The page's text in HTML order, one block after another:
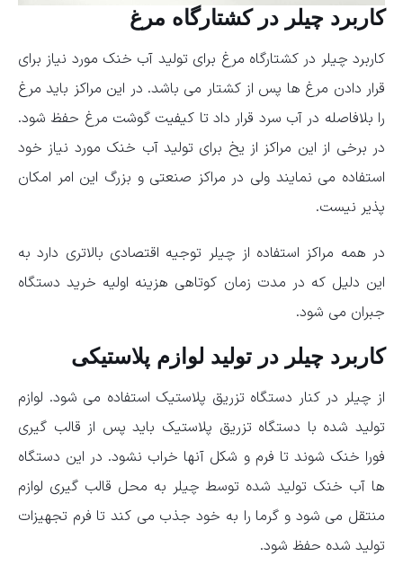
کاربرد چیلر در کشتارگاه مرغ
کاربرد چیلر در کشتارگاه مرغ برای تولید آب خنک مورد نیاز برای
قرار دادن مرغ ها پس از کشتار می باشد. در این مراکز باید مرغ
را بلافاصله در آب سرد قرار داد تا کیفیت گوشت مرغ حفظ شود.
در برخی از این مراکز از یخ برای تولید آب خنک مورد نیاز خود
استفاده می نمایند ولی در مراکز صنعتی و بزرگ این امر امکان
پذیر نیست.
در همه مراکز استفاده از چیلر توجیه اقتصادی بالاتری دارد به
این دلیل که در مدت زمان کوتاهی هزینه اولیه خرید دستگاه
جبران می شود.
کاربرد چیلر در تولید لوازم پلاستیکی
از چیلر در کنار دستگاه تزریق پلاستیک استفاده می شود. لوازم
تولید شده با دستگاه تزریق پلاستیک باید پس از قالب گیری
فورا خنک شوند تا فرم و شکل آنها خراب نشود. در این دستگاه
ها آب خنک تولید شده توسط چیلر به محل قالب گیری لوازم
منتقل می شود و گرما را به خود جذب می کند تا فرم تجهیزات
تولید شده حفظ شود.